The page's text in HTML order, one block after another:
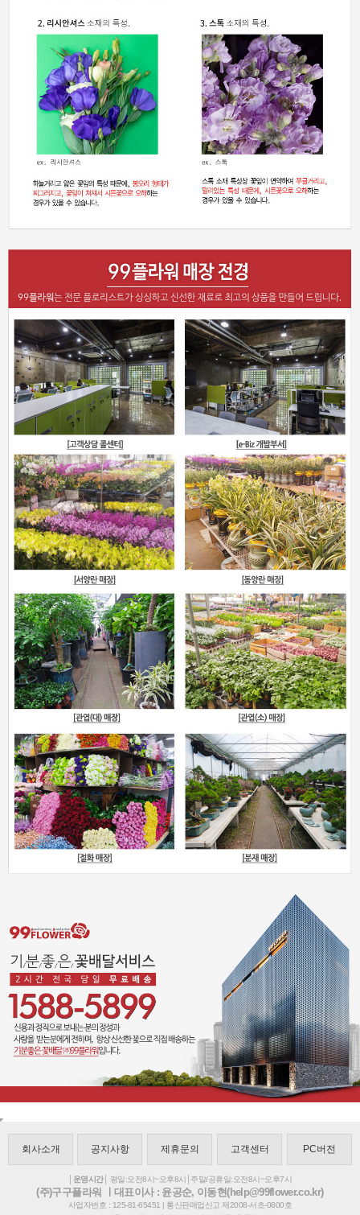
회사소개 공지사항 제휴문의 고객센터 PC버전
│운영시간│ 평일:오전8시~오후8시│주말/공휴일:오전8시~오후7시
(주)구구플라워 ㅣ대표이사 : 윤공순, 이동현(help@99flower.co.kr)
사업자번호 : 125-81-65451 | 통신판매업신고 제2008-서초-0800호